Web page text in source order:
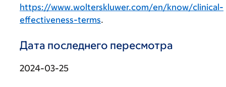
https://www.wolterskluwer.com/en/know/clinical-
effectiveness-terms.
Дата последнего пересмотра
2024-03-25